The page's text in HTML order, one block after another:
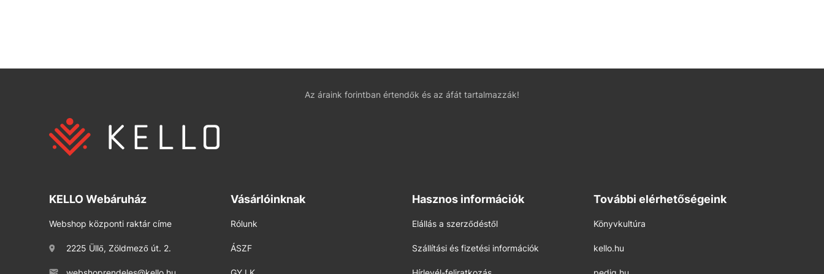
Az áraink forintban értendők és az áfát tartalmazzák!
KELLO Webáruház
Webshop központi raktár címe
2225 Üllő, Zöldmező út. 2.
Vásárlóinknak
Rólunk
ÁSZF
Hasznos információk
Elállás a szerződéstől
Szállítási és fizetési információk
További elérhetőségeink
Könyvkultúra
kello.hu